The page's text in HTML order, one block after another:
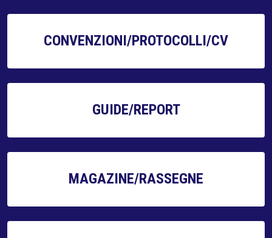
CONVENZIONI/PROTOCOLLI/CV
GUIDE/REPORT
MAGAZINE/RASSEGNE